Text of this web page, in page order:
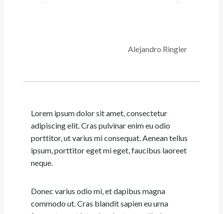
Alejandro Ringler
Lorem ipsum dolor sit amet, consectetur
adipiscing elit. Cras pulvinar enim eu odio
porttitor, ut varius mi consequat. Aenean tellus
ipsum, porttitor eget mi eget, faucibus laoreet
neque.
Donec varius odio mi, et dapibus magna
commodo ut. Cras blandit sapien eu urna